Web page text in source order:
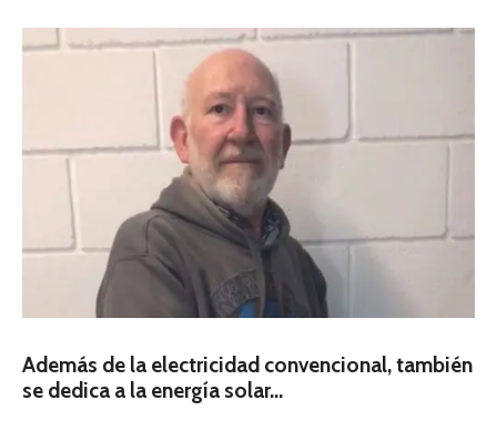
Además de la electricidad convencional, también
se dedica a la energía solar…